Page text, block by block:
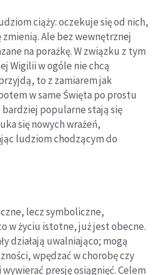
ciąży: oczekuje się od nich,
zmienią. Ale bez wewnętrznej
na porażkę. W związku z tym
Wigilii w ogóle nie chcą
to z zamiarem jak
w same Święta po prostu
bardziej popularne stają się
się nowych wrażeń,
ludziom chodzącym do
lecz symboliczne,
w życiu istotne, już jest obecne.
działają uwalniająco; mogą
wpędzać w chorobę czy
presję osiągnięć. Celem